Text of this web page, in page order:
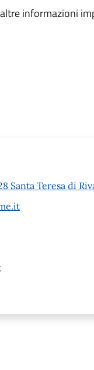
informazioni
Santa Teresa di